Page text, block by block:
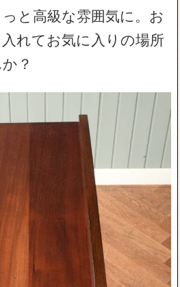
と高級な雰囲気に。お
れてお気に入りの場所
？